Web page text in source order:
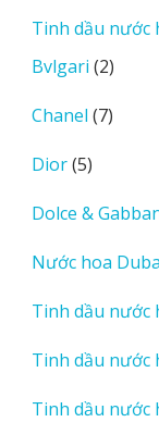
Tinh dầu nước
Bvlgari 22
phẩm
Chanel 77
Dior 55
phẩm
Dolce &
Nước hoa
Tinh dầu nước
Tinh dầu nước
Tinh dầu nước